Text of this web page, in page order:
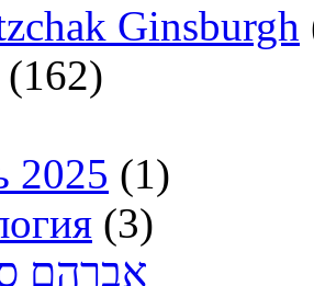
Ginsburgh
(162)
2025 (1)
(3)
אברהם